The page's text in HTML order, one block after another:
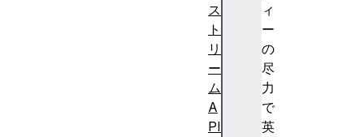
ィ
ー
の
尽
力
で
英
ス
ト
リ
ー
ム
A
PI